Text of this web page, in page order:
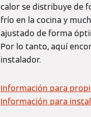
calor se distribuye de
frío en la cocina y
ajustado de forma
Por lo tanto, aquí
instalador.
Información para
Información para